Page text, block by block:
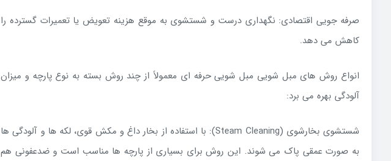
صرفه جویی اقتصادی: نگهداری درست و شستشوی به موقع هزینه تعویض یا تعمیرات گسترده را
کاهش می دهد.
انواع روش های مبل شویی مبل شویی حرفه ای معمولاً از چند روش بسته به نوع پارچه و میزان
آلودگی بهره می برد:
شستشوی بخارشوی (Steam Cleaning): با استفاده از بخار داغ و مکش قوی، لکه ها و آلودگی ها
به صورت عمقی پاک می شوند. این روش برای بسیاری از پارچه ها مناسب است و ضدعفونی هم